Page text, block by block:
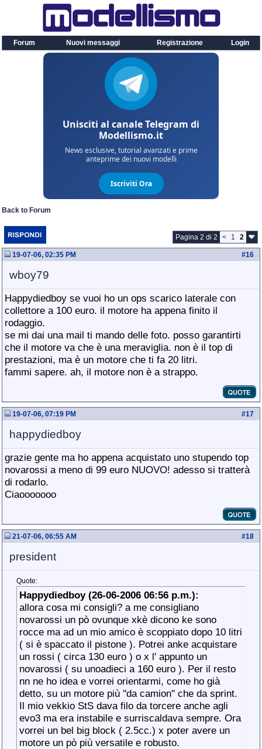
Forum Nuovi messaggi Registrazione Login
Back to Forum
Pagina 2 di 2 < 1 2
#16
19-07-06, 02:35 PM
wboy79
Happydiedboy se vuoi ho un ops scarico laterale con
collettore a 100 euro. il motore ha appena finito il
rodaggio.
se mi dai una mail ti mando delle foto. posso garantirti
che il motore va che è una meraviglia. non è il top di
prestazioni, ma è un motore che ti fa 20 litri.
fammi sapere. ah, il motore non è a strappo.
#17
19-07-06, 07:19 PM
happydiedboy
grazie gente ma ho appena acquistato uno stupendo top
novarossi a meno di 99 euro NUOVO! adesso si tratterà
di rodarlo.
Ciaooooooo
#18
21-07-06, 06:55 AM
president
Quote:
Happydiedboy (26-06-2006 06:56 p.m.):
allora cosa mi consigli? a me consigliano
novarossi un pò ovunque xkè dicono ke sono
rocce ma ad un mio amico è scoppiato dopo 10 litri
( si è spaccato il pistone ). Potrei anke acquistare
un rossi ( circa 130 euro ) o x l' appunto un
novarossi ( su unoadieci a 160 euro ). Per il resto
nn ne ho idea e vorrei orientarmi, come ho già
detto, su un motore più ''da camion'' che da sprint.
Il mio vekkio StS dava filo da torcere anche agli
evo3 ma era instabile e surriscaldava sempre. Ora
vorrei un bel big block ( 2.5cc.) x poter avere un
motore un pò più versatile e robusto.